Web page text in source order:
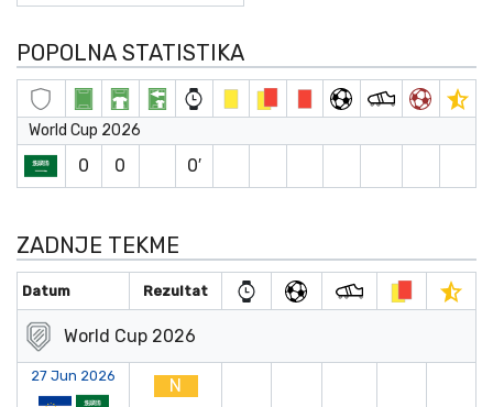
POPOLNA STATISTIKA
World Cup 2026
0 0 0′
ZADNJE TEKME
Datum Rezultat
World Cup 2026
27 Jun 2026 N